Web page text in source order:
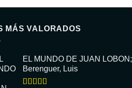
MÁS VALORADOS
EL MUNDO DE JUAN LOBON;
Berenguer, Luis